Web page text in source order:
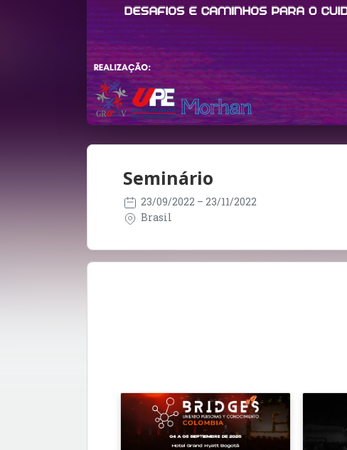
Seminário
23/09/2022 – 23/11/2022
Brasil